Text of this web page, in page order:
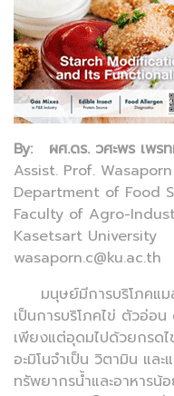
By: ผศ.ดร. วศะพร เพร
Assist. Prof.
Department of Food
Faculty of Agro-
Kasetsart University
wasaporn.c@ku.ac.th
มนุษย์มีการบริโภคแม
เป็นการบริโภคไข่ ตัวอ่อ
เพียงแต่อุดมไปด้วยกรด
อะมิโนจำเป็น วิตามิน แล
ทรัพยากรน้ำและอาหารน้